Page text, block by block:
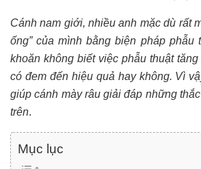
Cánh nam giới, nhiều anh mặc dù rất
ống” của mình bằng biện pháp phẫu
khoăn không biết việc phẫu thuật
có đem đến hiệu quả hay không. Vì
giúp cánh mày râu giải đáp những
trên.
Mục lục